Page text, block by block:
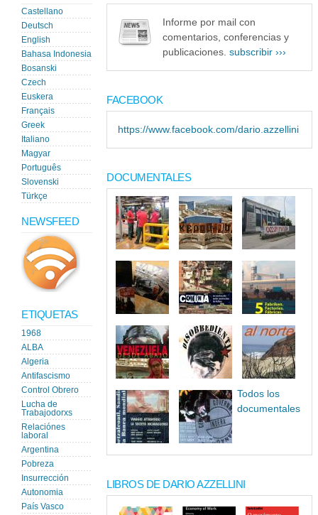
Castellano
Deutsch
English
Bahasa Indonesia
Bosanski
Czech
Euskera
Français
Greek
Italiano
Magyar
Português
Slovenski
Türkçe
NEWSFEED
ETIQUETAS
1968
ALBA
Algeria
Antifascismo
Control Obrero
Lucha de
Trabajodorxs
Relaciónes
laboral
Argentina
Pobreza
Insurrección
Autonomia
País Vasco
Informe por mail con
comentarios, conferencias y
publicaciones. subscribir ›››
FACEBOOK
https://www.facebook.com/dario.azzellini
DOCUMENTALES
Todos los
documentales
LIBROS DE DARIO AZZELLINI